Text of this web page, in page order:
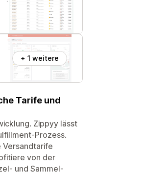
+ 1 weitere
Tarife und
Zippyy lässt
Prozess.
Versandtarife
von der
und Sammel-